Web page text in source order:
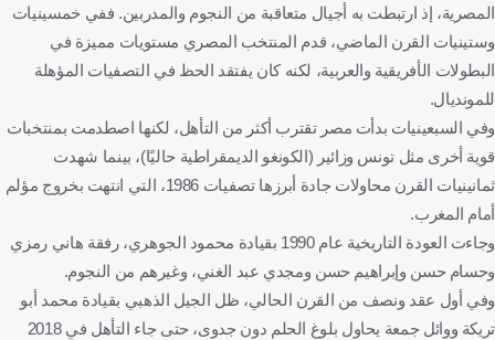
المصرية، إذ ارتبطت به أجيال متعاقبة من النجوم والمدربين. ففي خمسينيات
وستينيات القرن الماضي، قدم المنتخب المصري مستويات مميزة في
البطولات الأفريقية والعربية، لكنه كان يفتقد الحظ في التصفيات المؤهلة
للمونديال.
وفي السبعينيات بدأت مصر تقترب أكثر من التأهل، لكنها اصطدمت بمنتخبات
قوية أخرى مثل تونس وزائير (الكونغو الديمقراطية حاليًا)، بينما شهدت
ثمانينيات القرن محاولات جادة أبرزها تصفيات 1986، التي انتهت بخروج مؤلم
أمام المغرب.
وجاءت العودة التاريخية عام 1990 بقيادة محمود الجوهري، رفقة هاني رمزي
وحسام حسن وإبراهيم حسن ومجدي عبد الغني، وغيرهم من النجوم.
وفي أول عقد ونصف من القرن الحالي، ظل الجيل الذهبي بقيادة محمد أبو
تريكة ووائل جمعة يحاول بلوغ الحلم دون جدوى، حتى جاء التأهل في 2018